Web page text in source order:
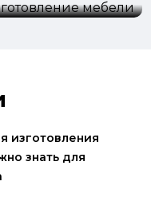
изготовления
знать для